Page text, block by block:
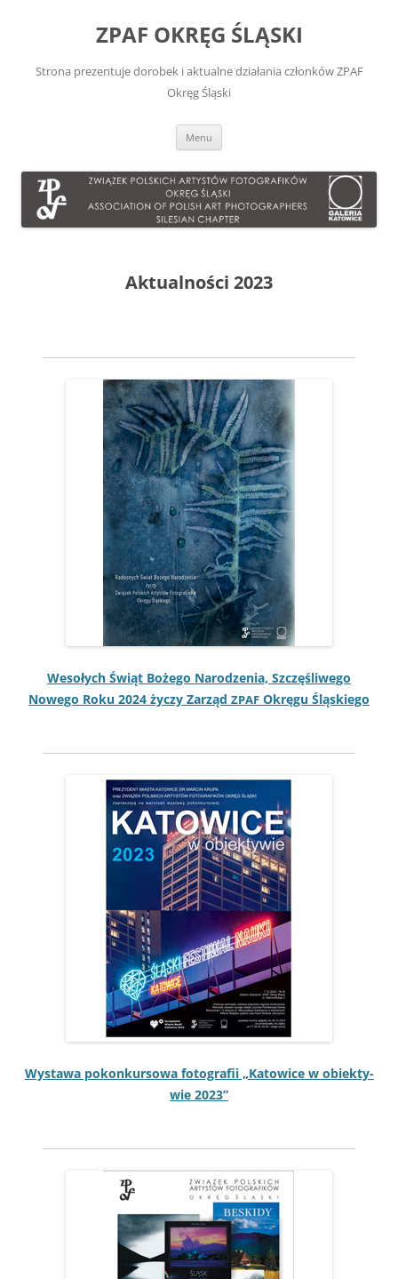
ZPAF OKRĘG ŚLĄSKI
Strona prezentuje dorobek i aktualne działania członków ZPAF
Okręg Śląski
Menu
Aktualności 2023
Wesołych Świąt Bożego Nar­o­dzenia, Szczęśli­wego
Nowego Roku 2024 życzy Zarząd ZPAF Okręgu Śląskiego
Wys­tawa pokonkur­sowa fotografii „Katow­ice w obiek­ty­
wie 2023”